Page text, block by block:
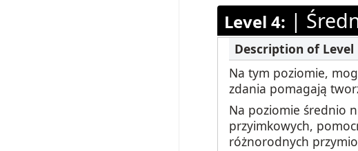
Level 4: |
Na tym poziomie,
zdania pomagają
Na poziomie średnio
przyimkowych,
różnorodnych